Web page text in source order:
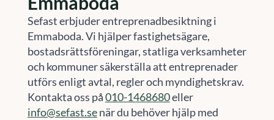
Sefast erbjuder entreprenadbesiktning i
Emmaboda. Vi hjälper fastighetsägare,
bostadsrättsföreningar, statliga verksamheter
och kommuner säkerställa att entreprenader
utförs enligt avtal, regler och myndighetskrav.
Kontakta oss på010-1468680eller
info@sefast.senär du behöver hjälp med